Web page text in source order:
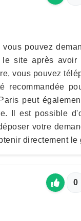
pouvez
site après avoir
vous pouvez
recommandée
peut
Il est possible
votre
directement le
0